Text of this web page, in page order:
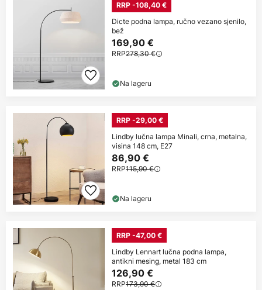
RRP -108,40 €
Dicte podna lampa, ručno vezano sjenilo,
bež
169,90 €
RRP278,30 €
Na lageru
RRP -29,00 €
Lindby lučna lampa Minali, crna, metalna,
visina 148 cm, E27
86,90 €
RRP115,90 €
Na lageru
RRP -47,00 €
Lindby Lennart lučna podna lampa,
antikni mesing, metal 183 cm
126,90 €
RRP173,90 €